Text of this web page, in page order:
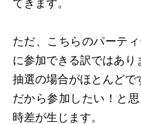
てきます。
ただ、こちらのパーテ
に参加できる訳ではあり
抽選の場合がほとんどで
だから参加したい！と
時差が生じます。